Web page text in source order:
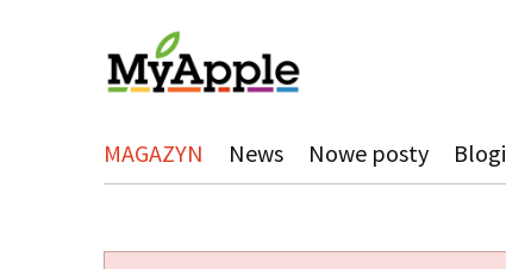
MAGAZYN News Nowe posty Blogi